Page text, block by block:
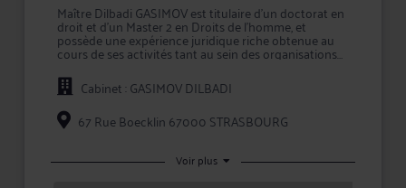
Maître Dilbadi GASIMOV est titulaire d’un doctorat en
droit et d’un Master 2 en Droits de l’homme, et
possède une expérience juridique riche obtenue au
cours de ses activités tant au sein des organisations
internationales que des organismes nationaux.
Avant d’effectuer sa formation à l’École Régionale des
Avocats du Grand Est et d’intégrer le Barreau de
Strasbourg, il a notamment travaillé à la Cour Pénale
fonctions de rédacteur de la Revue juridique «
Cabinet : GASIMOV DILBADI
67 Rue Boecklin 67000 STRASBOURG
Voir plus